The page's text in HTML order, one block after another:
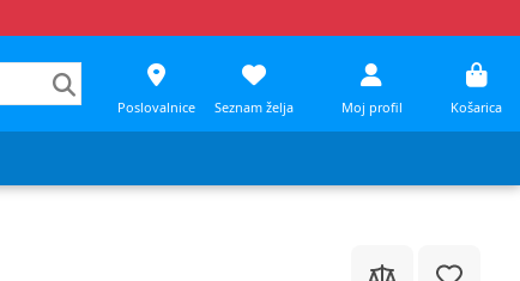
Poslovalnice Seznam želja Moj profil Košarica